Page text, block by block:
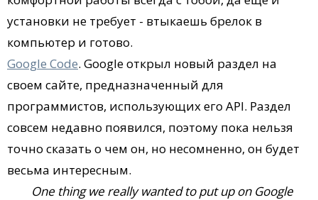
установки не требует - втыкаешь брелок в
компьютер и готово.
Google Code. Google открыл новый раздел на
своем сайте, предназначенный для
программистов, использующих его API. Раздел
совсем недавно появился, поэтому пока нельзя
точно сказать о чем он, но несомненно, он будет
весьма интересным.
One thing we really wanted to put up on Google